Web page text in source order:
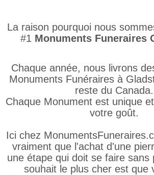
La raison pourquoi nous
#1 Monuments Funeraires
Chaque année, nous livrons
Monuments Funéraires à
reste du Canada.
Chaque Monument est unique
votre goût.
Ici chez
vraiment que l'achat d'une
une étape qui doit se faire sans
souhait le plus cher est que